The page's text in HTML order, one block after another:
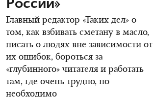
России»
Главный редактор «Таких дел» о
том, как взбивать сметану в масло,
писать о людях вне зависимости от
их ошибок, бороться за
«глубинного» читателя и работать
там, где очень трудно, но
необходимо